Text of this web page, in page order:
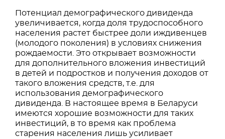
Потенциал демографического дивиденда
увеличивается, когда доля трудоспособного
населения растет быстрее доли иждивенцев
(молодого поколения) в условиях снижения
рождаемости. Это открывает возможности
для дополнительного вложения инвестиций
в детей и подростков и получения доходов от
такого вложения средств, т.е. для
использования демографического
дивиденда. В настоящее время в Беларуси
имеются хорошие возможности для таких
инвестиций, в то время как проблема
старения населения лишь усиливает